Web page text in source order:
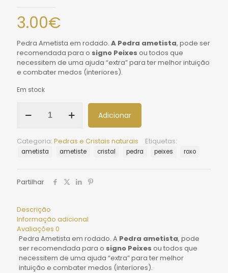
3.00€
Pedra Ametista em rodado. A Pedra ametista, pode ser
recomendada para o signo Peixes ou todos que
necessitem de uma ajuda “extra” para ter melhor intuição
e combater medos (interiores).
Em stock
Adicionar
Categoria: Pedras e Cristais naturais Etiquetas:
ametista ametiste cristal pedra peixes roxo
Partilhar
Descrição
Informação adicional
Avaliações 0
Pedra Ametista em rodado. A Pedra ametista, pode
ser recomendada para o signo Peixes ou todos que
necessitem de uma ajuda “extra” para ter melhor
intuição e combater medos (interiores).